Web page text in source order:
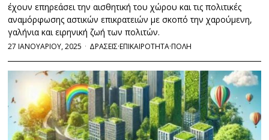
έχουν επηρεάσει την αισθητική του χώρου και τις πολιτικές
αναμόρφωσης αστικών επικρατειών με σκοπό την χαρούμενη,
γαλήνια και ειρηνική ζωή των πολιτών.
27 ΙΑΝΟΥΑΡΙΟΥ, 2025 ΔΡΑΣΕΙΣ·ΕΠΙΚΑΙΡΟΤΗΤΑ·ΠΟΛΗ